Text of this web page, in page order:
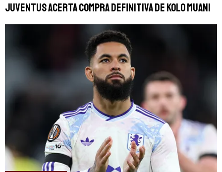
Juventus acerta compra definitiva de Kolo Muani